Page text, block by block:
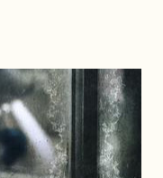
On va ici au diffus, à
et à l'arrêt en
l'indicible, la gravité,
de silence. L'auteur